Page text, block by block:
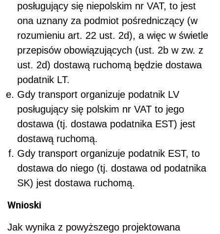
posługujący się niepolskim nr VAT, to jest
ona uznany za podmiot pośredniczący (w
rozumieniu art. 22 ust. 2d), a więc w świetle
przepisów obowiązujących (ust. 2b w zw. z
ust. 2d) dostawą ruchomą będzie dostawa
podatnik LT.
Gdy transport organizuje podatnik LV
posługujący się polskim nr VAT to jego
dostawa (tj. dostawa podatnika EST) jest
dostawą ruchomą.
Gdy transport organizuje podatnik EST, to
dostawa do niego (tj. dostawa od podatnika
SK) jest dostawa ruchomą.
Wnioski
Jak wynika z powyższego projektowana